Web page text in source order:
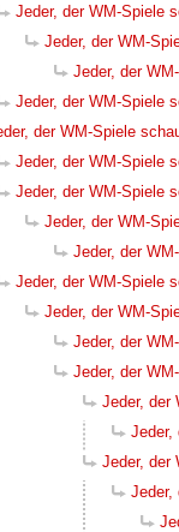
Jeder, der WM-Spiele
Jeder, der WM-
Jeder, der
Jeder, der WM-Spiele
der WM-Spiele
Jeder, der WM-Spiele
Jeder, der WM-Spiele
Jeder, der WM-
Jeder, der
Jeder, der WM-Spiele
Jeder, der WM-
Jeder, der
Jeder, der
Jeder, der
Jeder,
Jeder, der
Jeder,